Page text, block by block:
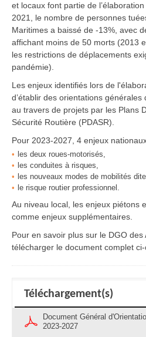
et locaux font partie de
2021, le nombre de personnes
Maritimes a baissé de -13%, avec
affichant moins de 50 morts (2013
les restrictions de déplacements
pandémie).
Les enjeux identifiés lors de
d’établir des orientations
au travers de projets par les Plans
Sécurité Routière (PDASR).
Pour 2023-2027, 4 enjeux
les deux roues-motorisés,
les conduites à risques,
les nouveaux modes de mobilités
le risque routier professionnel.
Au niveau local, les enjeux piétons
comme enjeux supplémentaires.
Pour en savoir plus sur le DGO des
télécharger le document complet ci-
Téléchargement(s)
Document Général
2023-2027